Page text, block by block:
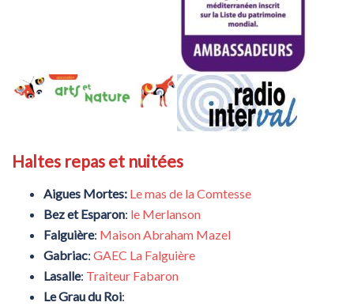
Haltes repas et nuitées
Aigues Mortes: Le mas de la Comtesse
Bez et Esparon: le Merlanson
Falguière: Maison Abraham Mazel
Gabriac: GAEC La Falguière
Lasalle: Traiteur Fabaron
Le Grau du Roi: